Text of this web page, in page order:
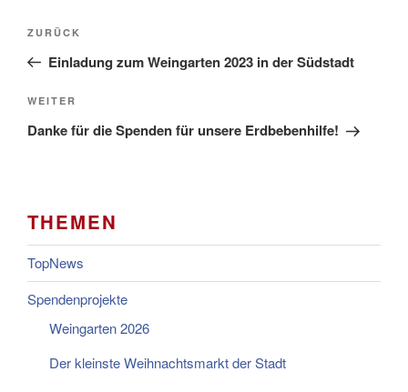
Beitragsnavigation
Vorheriger
Beitrag
ZURÜCK
Einladung zum Weingarten 2023 in der Südstadt
Nächster
Beitrag
WEITER
Danke für die Spenden für unsere Erdbebenhilfe!
THEMEN
TopNews
Spendenprojekte
Weingarten 2026
Der kleinste Weihnachtsmarkt der Stadt